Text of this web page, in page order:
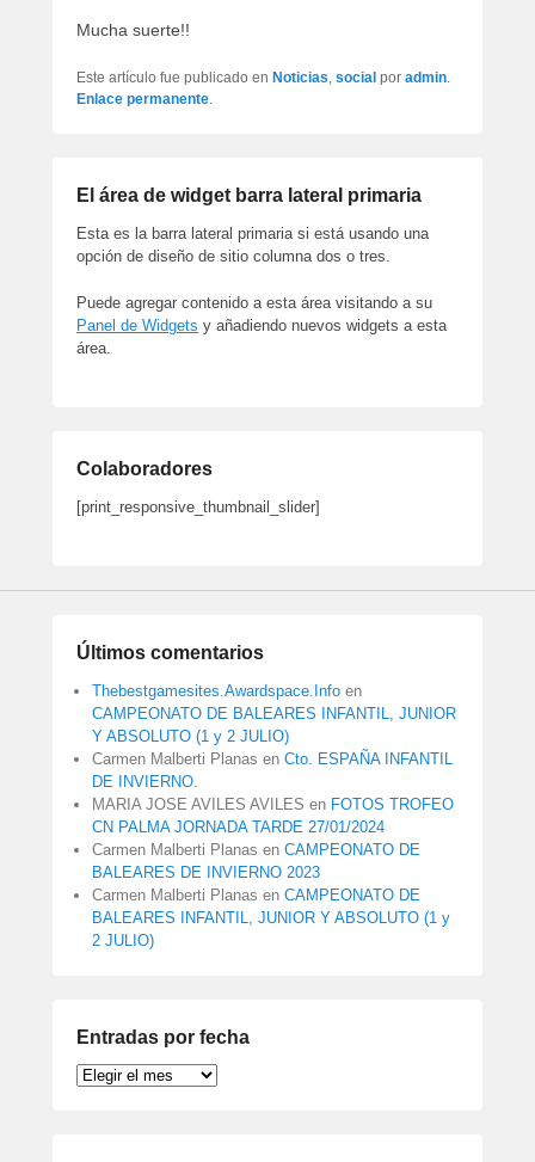
Mucha suerte!!
Este artículo fue publicado en Noticias, social por admin.
Enlace permanente.
El área de widget barra lateral primaria
Esta es la barra lateral primaria si está usando una
opción de diseño de sitio columna dos o tres.
Puede agregar contenido a esta área visitando a su
Panel de Widgets y añadiendo nuevos widgets a esta
área.
Colaboradores
[print_responsive_thumbnail_slider]
Últimos comentarios
Thebestgamesites.Awardspace.Info en
CAMPEONATO DE BALEARES INFANTIL, JUNIOR
Y ABSOLUTO (1 y 2 JULIO)
Carmen Malberti Planas en Cto. ESPAÑA INFANTIL
DE INVIERNO.
MARIA JOSE AVILES AVILES en FOTOS TROFEO
CN PALMA JORNADA TARDE 27/01/2024
Carmen Malberti Planas en CAMPEONATO DE
BALEARES DE INVIERNO 2023
Carmen Malberti Planas en CAMPEONATO DE
BALEARES INFANTIL, JUNIOR Y ABSOLUTO (1 y
2 JULIO)
Entradas por fecha
Entradas